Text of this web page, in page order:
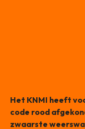
Het KNMI heeft
code rood
zwaarste